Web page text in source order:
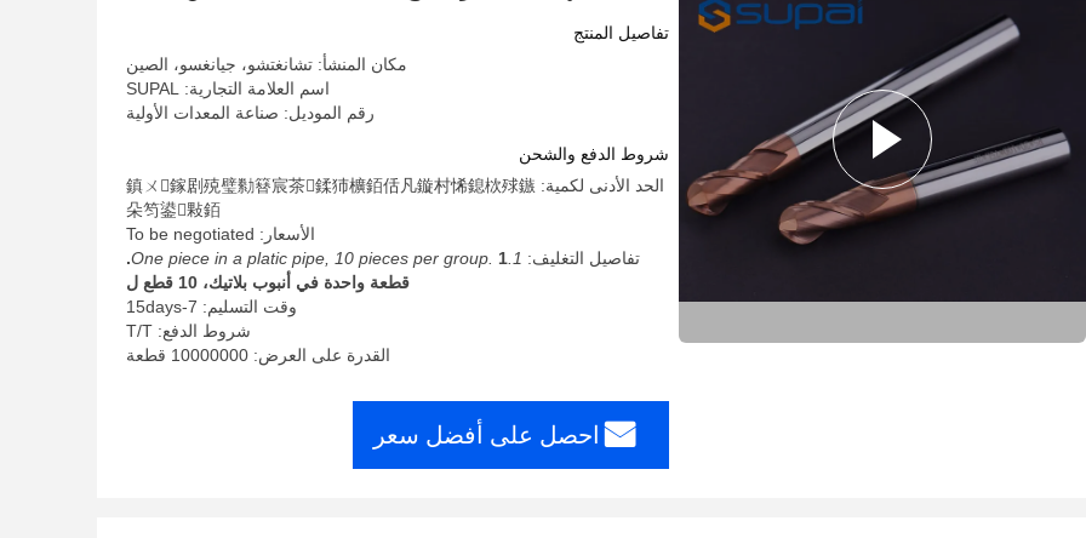
تفاصيل المنتج
مكان المنشأ: تشانغتشو، جيانغسو، الصين
اسم العلامة التجارية: SUPAL
رقم الموديل: صناعة المعدات الأولية
شروط الدفع والشحن
الحد الأدنى لكمية: 鎮ㄨ鎵剧殑璧勬簮宸茶鍒犻櫎銆佸凡鏇村悕鎴栨殏鏃
朵笉鍙敤銆
الأسعار: To be negotiated
تفاصيل التغليف: 1.One piece in a platic pipe, 10 pieces per group.
1.
قطعة واحدة في أنبوب بلاتيك، 10 قطع ل
وقت التسليم: 7-15days
شروط الدفع: T/T
القدرة على العرض: 10000000 قطعة
احصل على أفضل سعر